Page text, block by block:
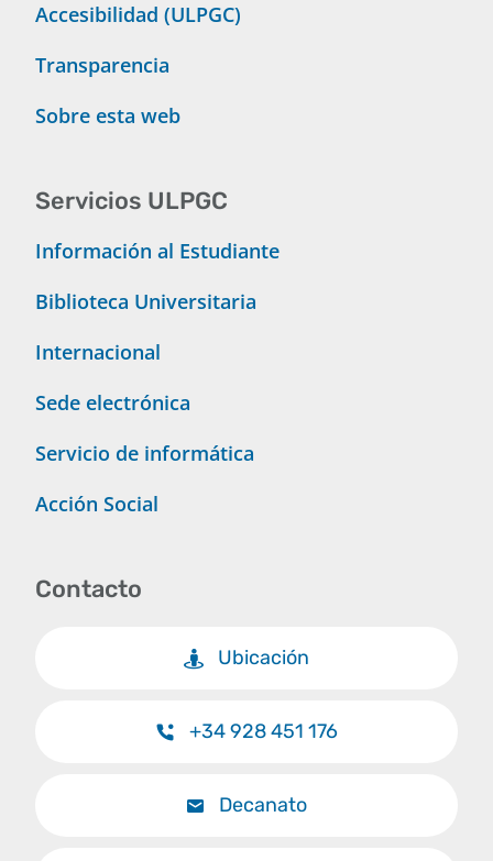
Accesibilidad (ULPGC)
Transparencia
Sobre esta web
Servicios ULPGC
Información al Estudiante
Biblioteca Universitaria
Internacional
Sede electrónica
Servicio de informática
Acción Social
Contacto
Ubicación
+34 928 451 176
Decanato